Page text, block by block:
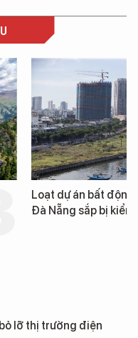
Loạt dự án bất động
Đà Nẵng sắp bị kiểm
lỡ thị trường điện